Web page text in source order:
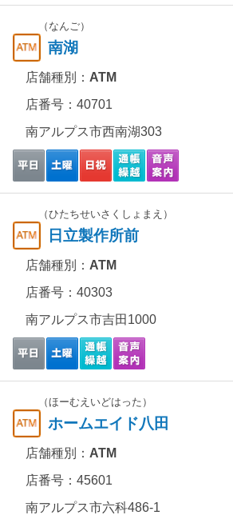
（なんご）
南湖
店舗種別： ATM
店番号：40701
南アルプス市西南湖303
（ひたちせいさくしょまえ）
日立製作所前
店舗種別： ATM
店番号：40303
南アルプス市吉田1000
（ほーむえいどはった）
ホームエイド八田
店舗種別： ATM
店番号：45601
南アルプス市六科486-1